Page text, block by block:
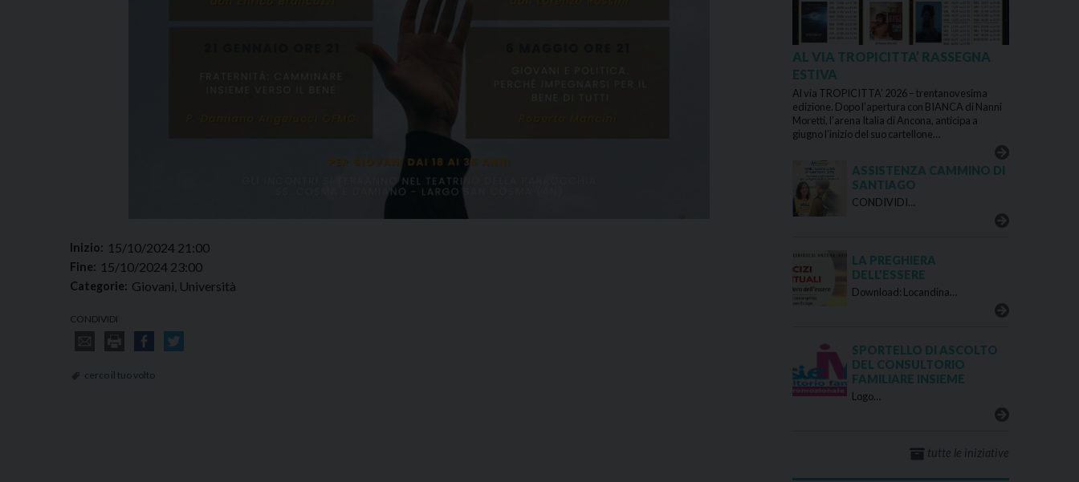
Inizio: 15/10/2024 21:00
Fine: 15/10/2024 23:00
Categorie: Giovani, Università
CONDIVIDI
cerco il tuo volto
AL VIA TROPICITTA’ RASSEGNA
ESTIVA
Al via TROPICITTA’ 2026 – trentanovesima
edizione. Dopo l’apertura con BIANCA di Nanni
Moretti, l’arena Italia di Ancona, anticipa a
giugno l’inizio del suo cartellone…
ASSISTENZA CAMMINO DI
SANTIAGO
CONDIVIDI…
LA PREGHIERA
DELL’ESSERE
Download: Locandina…
SPORTELLO DI ASCOLTO
DEL CONSULTORIO
FAMILIARE INSIEME
Logo…
tutte le iniziative